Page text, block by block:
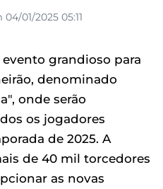
01/2025 05:11
grandioso para
denominado
onde serão
os jogadores
de 2025. A
de 40 mil torcedores
as novas